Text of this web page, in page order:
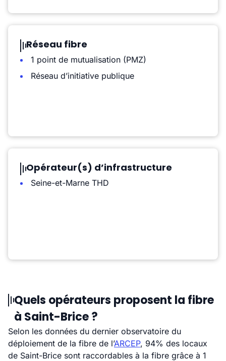
Réseau fibre
1 point de mutualisation (PMZ)
Réseau d’initiative publique
Opérateur(s) d’infrastructure
Seine-et-Marne THD
Quels opérateurs proposent la fibre
à Saint-Brice ?
Selon les données du dernier observatoire du
déploiement de la fibre de l’ARCEP, 94% des locaux
de Saint-Brice sont raccordables à la fibre grâce à 1